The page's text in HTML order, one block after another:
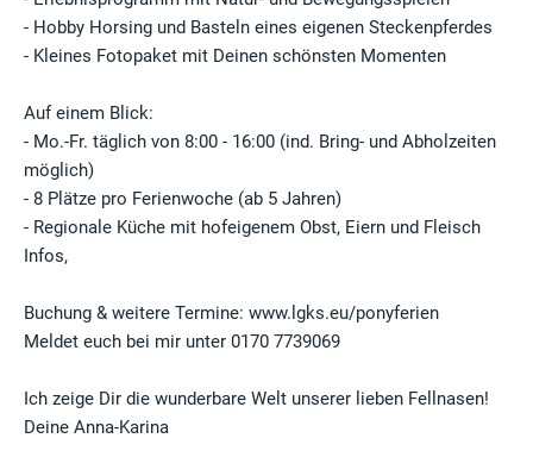
- Hobby Horsing und Basteln eines eigenen Steckenpferdes
- Kleines Fotopaket mit Deinen schönsten Momenten
Auf einem Blick:
- Mo.-Fr. täglich von 8:00 - 16:00 (ind. Bring- und Abholzeiten
möglich)
- 8 Plätze pro Ferienwoche (ab 5 Jahren)
- Regionale Küche mit hofeigenem Obst, Eiern und Fleisch
Infos,
Buchung & weitere Termine: www.lgks.eu/ponyferien
Meldet euch bei mir unter 0170 7739069
Ich zeige Dir die wunderbare Welt unserer lieben Fellnasen!
Deine Anna-Karina